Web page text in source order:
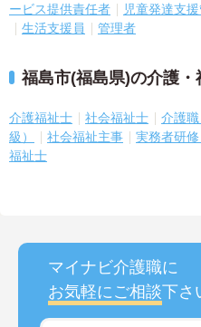
ービス提供責任者
児童発達支
生活支援員
管理者
福島市(福島県)の介護
介護福祉士 社会福祉士
介護
級）
社会福祉主事 実務者研修
福祉士
マイナビ介護職に
お気軽にご相談下さ